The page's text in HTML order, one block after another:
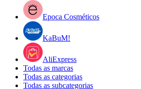
Epoca Cosméticos
KaBuM!
AliExpress
Todas as marcas
Todas as categorias
Todas as subcategorias